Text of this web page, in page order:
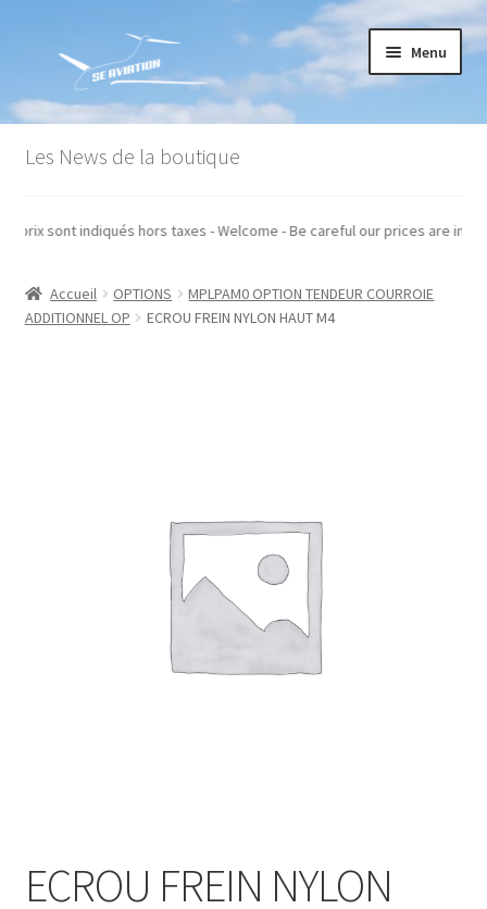
la
navigation
contenu
Menu
Accueil
Conditions générales de vente
Mon compte
Les News de la boutique
- Attention nos prix sont indiqués hors taxes - Welcome - Be careful our
Accueil OPTIONS
MPLPAM0 OPTION TENDEUR COURROIE
ADDITIONNEL OP
ECROU FREIN NYLON HAUT M4
ECROU FREIN NYLON